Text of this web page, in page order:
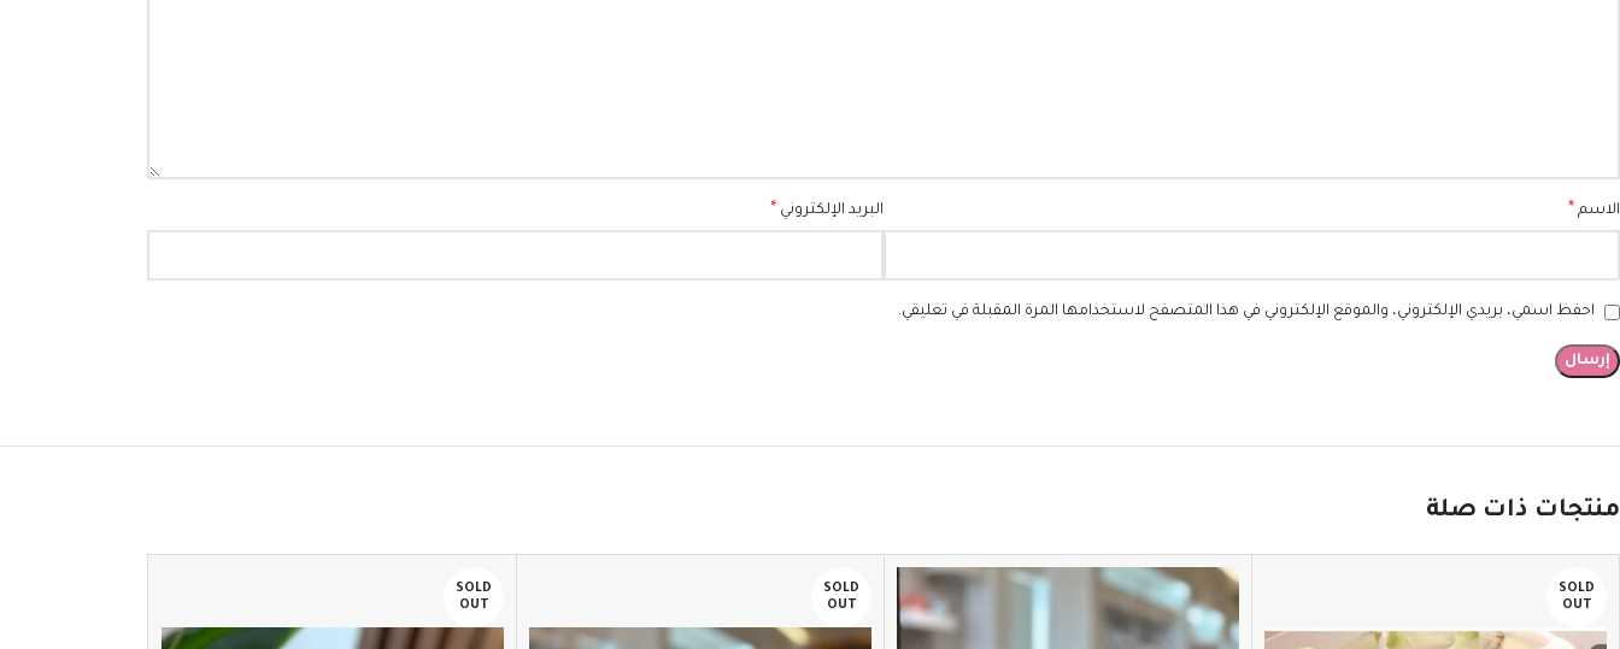
الاسم * البريد الإلكتروني *
احفظ اسمي، بريدي الإلكتروني، والموقع الإلكتروني في هذا المتصفح لاستخدامها المرة المقبلة في تعليقي.
منتجات ذات صلة
SOLD
OUT
SOLD
OUT
SOLD
OUT